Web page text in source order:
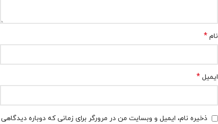
نام *
ایمیل *
ذخیره نام، ایمیل و وبسایت من در مرورگر برای زمانی که دوباره دیدگاهی